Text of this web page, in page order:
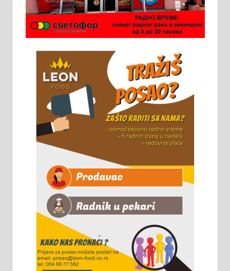
Потребна два радника за рад на
стоваришту „Липа промет” у
Алексинцу. За више
информација доћи лично на
стовариште у улици Максима
Горког 26 сваког радног дана од
8 до 15 часова. 063/465-045
Чистим све врсте димњака.
061/32-13-445